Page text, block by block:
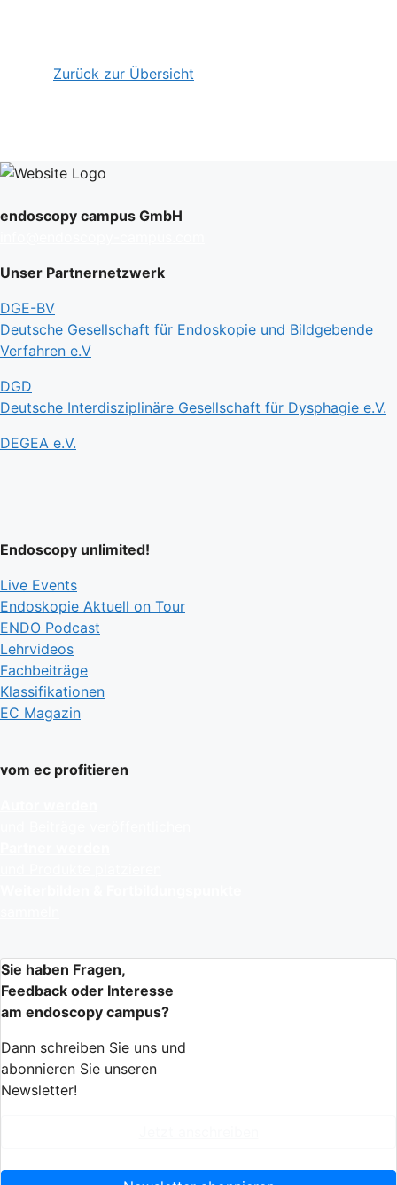
Zurück zur Übersicht
endoscopy campus GmbH
Unser Partnernetzwerk
DGE-BV
Deutsche Gesellschaft für Endoskopie und Bildgebende
Verfahren e.V
DGD
Deutsche Interdisziplinäre Gesellschaft für Dysphagie e.V.
DEGEA e.V.
Endoscopy unlimited!
Live Events
Endoskopie Aktuell on Tour
ENDO Podcast
Lehrvideos
Fachbeiträge
Klassifikationen
EC Magazin
vom ec profitieren
Sie haben Fragen,
Feedback oder Interesse
am endoscopy campus?
Dann schreiben Sie uns und
abonnieren Sie unseren
Newsletter!